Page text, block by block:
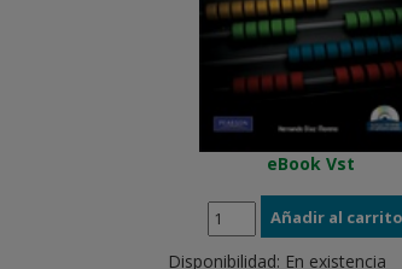
eBook Vst
Disponibilidad: En existencia